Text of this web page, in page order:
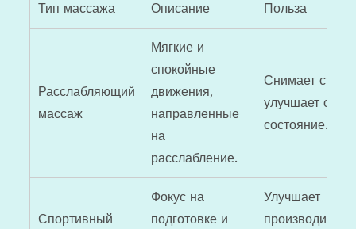
Тип массажа Описание Польза
Расслабляющий
массаж
Мягкие и
спокойные
движения,
направленные
на
расслабление.
Снимает
улучшает
состояние.
Спортивный
Фокус на
подготовке и
Улучшает